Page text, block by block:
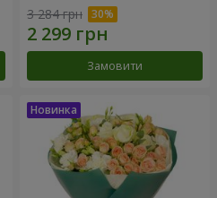
3 284 грн
Замовити